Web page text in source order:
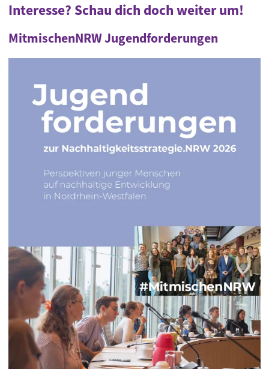
Interesse? Schau dich doch weiter um!
MitmischenNRW Jugendforderungen